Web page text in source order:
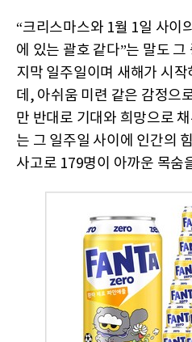
“크리스마스와 1월 1일 사이
에 있는 괄호 같다”는 말도
지막 일주일이며 새해가 시
데, 아쉬움 미련 같은 감정으
만 반대로 기대와 희망으로
는 그 일주일 사이에 인간의
사고로 179명이 아까운 목숨